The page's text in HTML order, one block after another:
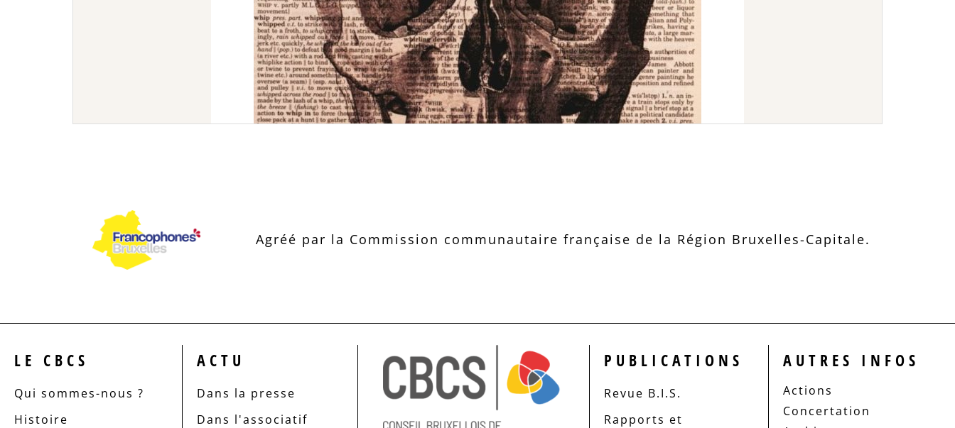
Agréé par la Commission communautaire française de la Région Bruxelles-Capitale.
LE CBCS
Qui sommes-nous ?
Histoire
ACTU
Dans la presse
Dans l'associatif
PUBLICATIONS
Revue B.I.S.
Rapports et
AUTRES INFOS
Actions
Concertation